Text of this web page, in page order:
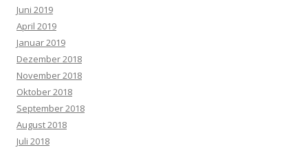
Juni 2019
April 2019
Januar 2019
Dezember 2018
November 2018
Oktober 2018
September 2018
August 2018
Juli 2018